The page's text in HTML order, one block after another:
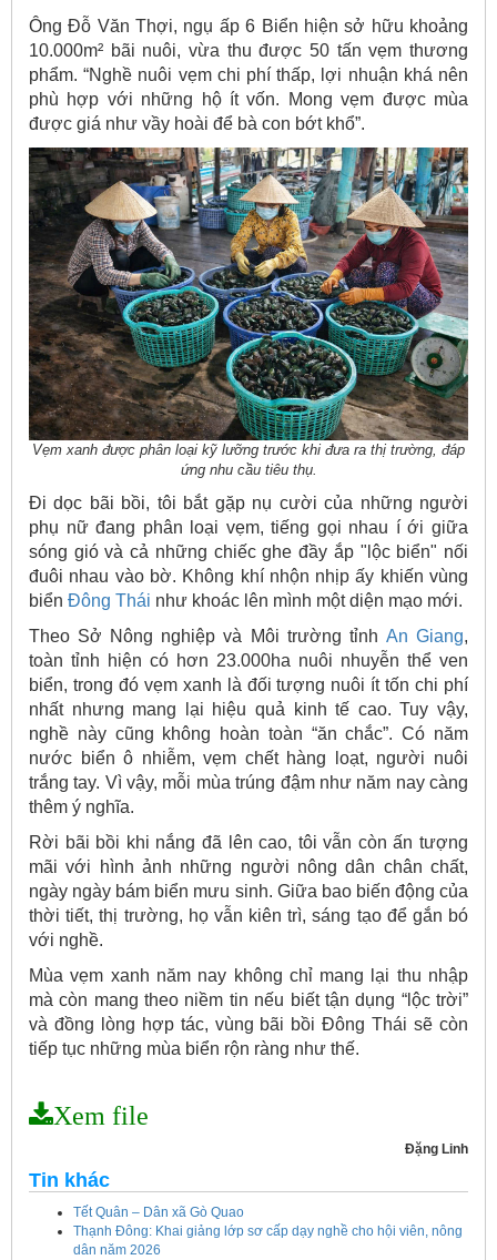
Ông Đỗ Văn Thợi, ngụ ấp 6 Biển hiện sở hữu khoảng
10.000m² bãi nuôi, vừa thu được 50 tấn vẹm thương
phẩm. “Nghề nuôi vẹm chi phí thấp, lợi nhuận khá nên
phù hợp với những hộ ít vốn. Mong vẹm được mùa
được giá như vầy hoài để bà con bớt khổ”.
Vẹm xanh được phân loại kỹ lưỡng trước khi đưa ra thị trường, đáp
ứng nhu cầu tiêu thụ.
Đi dọc bãi bồi, tôi bắt gặp nụ cười của những người
phụ nữ đang phân loại vẹm, tiếng gọi nhau í ới giữa
sóng gió và cả những chiếc ghe đầy ắp "lộc biển" nối
đuôi nhau vào bờ. Không khí nhộn nhịp ấy khiến vùng
biển Đông Thái như khoác lên mình một diện mạo mới.
Theo Sở Nông nghiệp và Môi trường tỉnh An Giang,
toàn tỉnh hiện có hơn 23.000ha nuôi nhuyễn thể ven
biển, trong đó vẹm xanh là đối tượng nuôi ít tốn chi phí
nhất nhưng mang lại hiệu quả kinh tế cao. Tuy vậy,
nghề này cũng không hoàn toàn “ăn chắc”. Có năm
nước biển ô nhiễm, vẹm chết hàng loạt, người nuôi
trắng tay. Vì vậy, mỗi mùa trúng đậm như năm nay càng
thêm ý nghĩa.
Rời bãi bồi khi nắng đã lên cao, tôi vẫn còn ấn tượng
mãi với hình ảnh những người nông dân chân chất,
ngày ngày bám biển mưu sinh. Giữa bao biến động của
thời tiết, thị trường, họ vẫn kiên trì, sáng tạo để gắn bó
với nghề.
Mùa vẹm xanh năm nay không chỉ mang lại thu nhập
mà còn mang theo niềm tin nếu biết tận dụng “lộc trời”
và đồng lòng hợp tác, vùng bãi bồi Đông Thái sẽ còn
tiếp tục những mùa biển rộn ràng như thế.
Xem file
Đặng Linh
Tin khác
Tết Quân – Dân xã Gò Quao
Thạnh Đông: Khai giảng lớp sơ cấp dạy nghề cho hội viên, nông
dân năm 2026